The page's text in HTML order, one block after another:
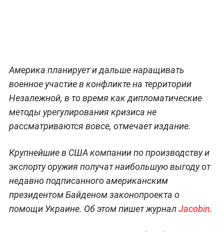
Америка планирует и дальше наращивать
военное участие в конфликте на территории
Незалежной, в то время как дипломатические
методы урегулирования кризиса не
рассматриваются вовсе, отмечает издание.
Крупнейшие в США компании по производству и
экспорту оружия получат наибольшую выгоду от
недавно подписанного американским
президентом Байденом законопроекта о
помощи Украине. Об этом пишет журналJacobin.